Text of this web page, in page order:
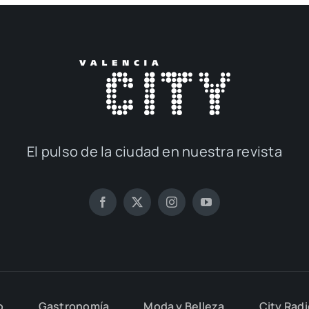
El pul­so de la ciu­dad en nues­tra revis­ta